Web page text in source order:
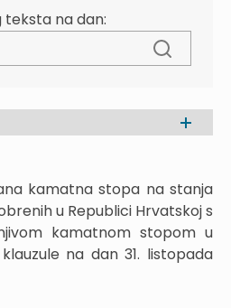
teksta na dan:
kamatna stopa na stanja
u Republici Hrvatskoj s
kamatnom stopom u
na dan 31. listopada